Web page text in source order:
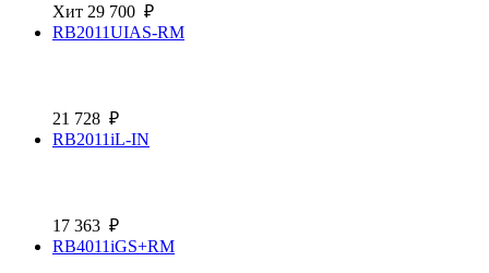
Хит 29 700 ₽
RB2011UIAS-RM
21 728 ₽
RB2011iL-IN
17 363 ₽
RB4011iGS+RM